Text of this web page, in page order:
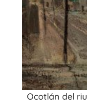
Ocotlán del riu